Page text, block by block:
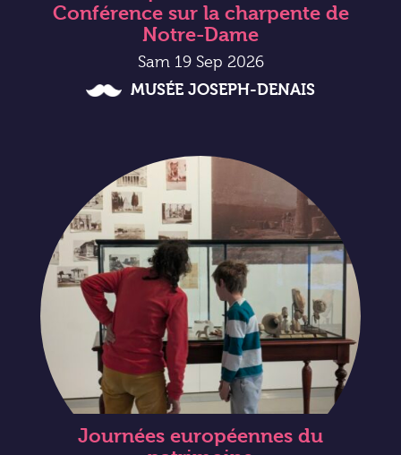
Conférence sur la charpente de
Notre-Dame
Sam 19 Sep 2026
MUSÉE JOSEPH-DENAIS
Journées européennes du